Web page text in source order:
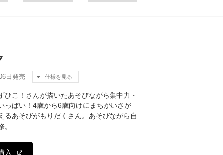
日発売 仕様を見る
こ！さんが描いたあそびながら集中力・
っぱい！4歳から6歳向けにまちがいさが
るあそびがもりだくさん。あそびながら自
入